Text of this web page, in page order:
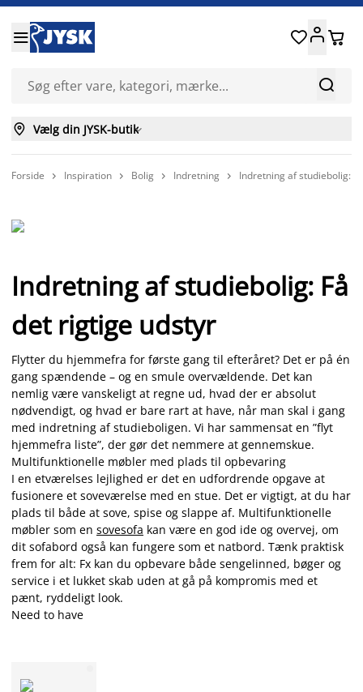


 
 Vælg din JYSK-butik
Forside  Inspiration  Bolig  Indretning  Indretning af studiebolig:
Indretning af studiebolig: Få
det rigtige udstyr
Flytter du hjemmefra for første gang til efteråret? Det er på én
gang spændende – og en smule overvældende. Det kan
nemlig være vanskeligt at regne ud, hvad der er absolut
nødvendigt, og hvad er bare rart at have, når man skal i gang
med indretning af studieboligen. Vi har sammensat en ”flyt
hjemmefra liste”, der gør det nemmere at gennemskue.
Multifunktionelle møbler med plads til opbevaring
I en etværelses lejlighed er det en udfordrende opgave at
fusionere et soveværelse med en stue. Det er vigtigt, at du har
plads til både at sove, spise og slappe af. Multifunktionelle
møbler som en sovesofa kan være en god ide og overvej, om
dit sofabord også kan fungere som et natbord. Tænk praktisk
frem for alt: Fx kan du opbevare både sengelinned, bøger og
service i et lukket skab uden at gå på kompromis med et
pænt, ryddeligt look.
Need to have